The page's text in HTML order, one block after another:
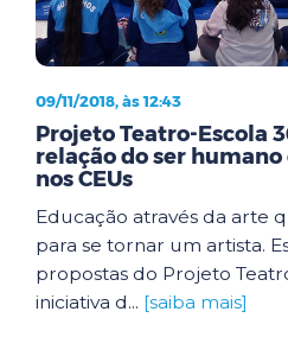
09/11/2018, às 12:43
Projeto Teatro-Escola
relação do ser
nos CEUs
Educação através da arte
para se tornar um artista.
propostas do Projeto
iniciativa d... [saiba mais]